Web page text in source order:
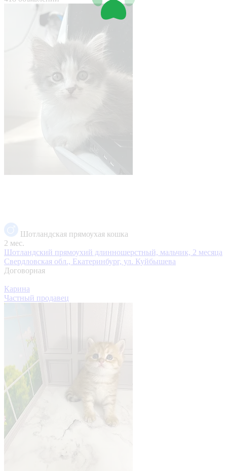
Шотландская прямоухая кошка
2 мес.
Шотландский прямоухий длинношерстный, мальчик, 2 месяца
Свердловская обл., Екатеринбург, ул. Куйбышева
Договорная
Карина
Частный продавец